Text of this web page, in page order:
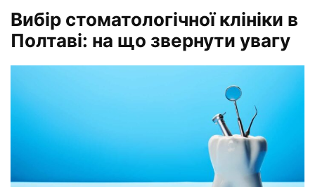
Вибір стоматологічної клініки в
Полтаві: на що звернути увагу